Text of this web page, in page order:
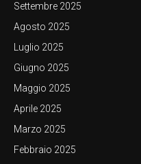
Settembre 2025
Agosto 2025
Luglio 2025
Giugno 2025
Maggio 2025
Aprile 2025
Marzo 2025
Febbraio 2025